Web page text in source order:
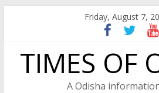
Friday, August 7,
TIMES OF
A Odisha